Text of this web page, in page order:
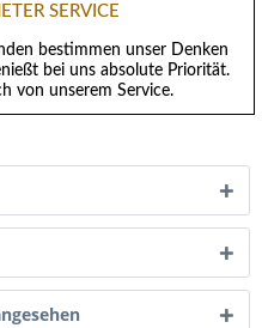
SERVICE
bestimmen unser Denken
bei uns absolute Priorität.
von unserem Service.